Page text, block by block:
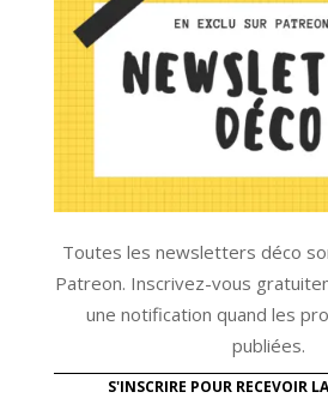
Toutes les newsletters déco
Patreon. Inscrivez-vous
une notification quand les
publiées.
S'INSCRIRE POUR RECEVOIR